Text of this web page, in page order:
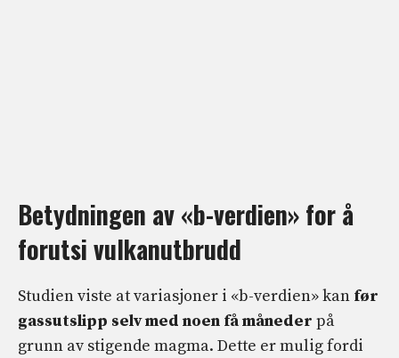
Betydningen av «b-verdien» for å
forutsi vulkanutbrudd
Studien viste at variasjoner i «b-verdien» kan før
gassutslipp selv med noen få måneder på
grunn av stigende magma. Dette er mulig fordi